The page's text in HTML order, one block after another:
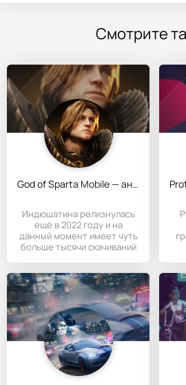
Смотрите
God of Sparta Mobile — аналог God of War на смартфоне
Индюшатина релизнулась
ещё в 2022 году и на
данный момент имеет чуть
больше тысячи скачиваний